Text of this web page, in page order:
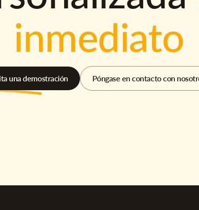
inmediato
una demostración Póngase en contacto con